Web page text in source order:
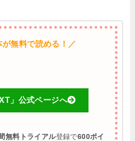
が無料で読める！／
」公式ページへ
無料トライアル登録で600ポイ